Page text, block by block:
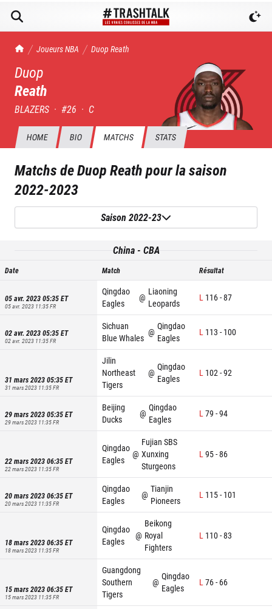
TrashTalk Actu NBA
Joueurs NBA Duop Reath
Duop
Reath
BLAZERS · #26 · C
HOME BIO MATCHS STATS
Matchs deDuop Reathpour la saison
2022-2023
Saison 2022-23
China - CBA
Date Match Résultat
05 avr. 2023 05:35ET
05 avr. 2023 11:35FR
Qingdao
Eagles
@
Liaoning
Leopards
L 116-87
02 avr. 2023 05:35ET
02 avr. 2023 11:35FR
Sichuan
Blue Whales
@
Qingdao
Eagles
L 113 - 100
31 mars 2023 05:35ET
31 mars 2023 11:35FR
Jilin
Northeast
Tigers
@
Qingdao
Eagles
L 102-92
29 mars 2023 05:35ET
29 mars 2023 11:35FR
Beijing
Ducks
@
Qingdao
Eagles
L79 -94
22 mars 2023 06:35ET
22 mars 2023 11:35FR
Qingdao
Eagles
@
Fujian SBS
Xunxing
Sturgeons
L95-86
20 mars 2023 06:35ET
20 mars 2023 11:35FR
Qingdao
Eagles
@
Tianjin
Pioneers
L 115- 101
18 mars 2023 06:35ET
18 mars 2023 11:35FR
Qingdao
Eagles
@
Beikong
Royal
Fighters
L 110-83
15 mars 2023 06:35ET
15 mars 2023 11:35FR
Guangdong
Southern
Tigers
@
Qingdao
Eagles
L76- 66